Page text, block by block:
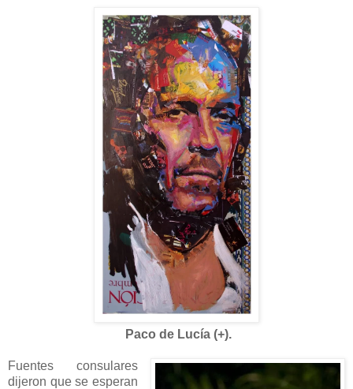
Paco de Lucía (+).
Fuentes consulares
dijeron que se esperan